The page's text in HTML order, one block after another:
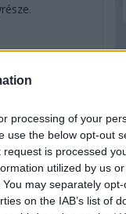
processing of your
use the below opt-out
is processed
utilized by us
may separately
on the IAB’s list of
Habsburg
LE MANS-I 24